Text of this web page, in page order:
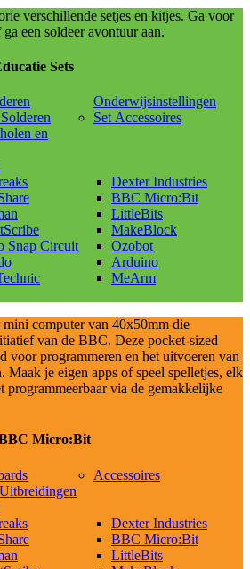
verschillende setjes en kitjes. Ga voor
een soldeer avontuur aan.
Sets
en
Onderwijsinstellingen
Set Accessoires
Snap Circuit
Dexter Industries
BBC Micro:Bit
LittleBits
MakeBlock
Ozobot
Arduino
MeArm
computer van 40x50mm die
van de BBC. Deze pocket-sized
voor programmeren en het uitvoeren van
Maak je eigen apps of speel spelletjes, elk
programmeerbaar via de gemakkelijke
Micro:Bit
Accessoires
Dexter Industries
BBC Micro:Bit
LittleBits